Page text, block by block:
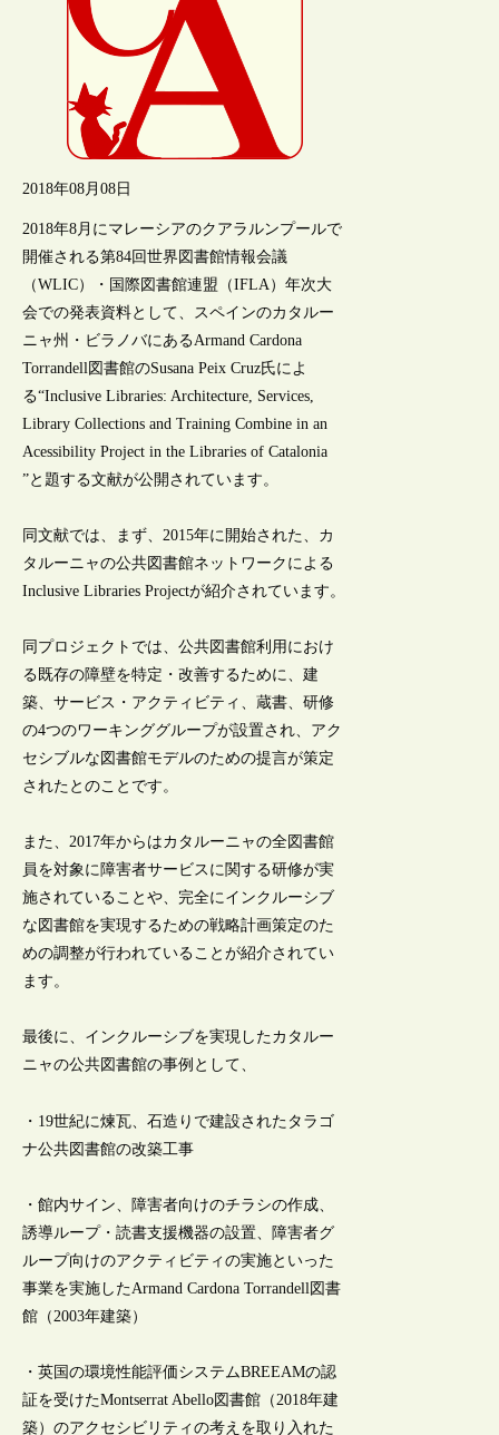
2018年08月08日
2018年8月にマレーシアのクアラルンプールで
開催される第84回世界図書館情報会議
（WLIC）・国際図書館連盟（IFLA）年次大
会での発表資料として、スペインのカタルー
ニャ州・ビラノバにあるArmand Cardona
Torrandell図書館のSusana Peix Cruz氏によ
る“Inclusive Libraries: Architecture, Services,
Library Collections and Training Combine in an
Acessibility Project in the Libraries of Catalonia
”と題する文献が公開されています。
同文献では、まず、2015年に開始された、カ
タルーニャの公共図書館ネットワークによる
Inclusive Libraries Projectが紹介されています。
同プロジェクトでは、公共図書館利用におけ
る既存の障壁を特定・改善するために、建
築、サービス・アクティビティ、蔵書、研修
の4つのワーキンググループが設置され、アク
セシブルな図書館モデルのための提言が策定
されたとのことです。
また、2017年からはカタルーニャの全図書館
員を対象に障害者サービスに関する研修が実
施されていることや、完全にインクルーシブ
な図書館を実現するための戦略計画策定のた
めの調整が行われていることが紹介されてい
ます。
最後に、インクルーシブを実現したカタルー
ニャの公共図書館の事例として、
・19世紀に煉瓦、石造りで建設されたタラゴ
ナ公共図書館の改築工事
・館内サイン、障害者向けのチラシの作成、
誘導ループ・読書支援機器の設置、障害者グ
ループ向けのアクティビティの実施といった
事業を実施したArmand Cardona Torrandell図書
館（2003年建築）
・英国の環境性能評価システムBREEAMの認
証を受けたMontserrat Abello図書館（2018年建
築）のアクセシビリティの考えを取り入れた